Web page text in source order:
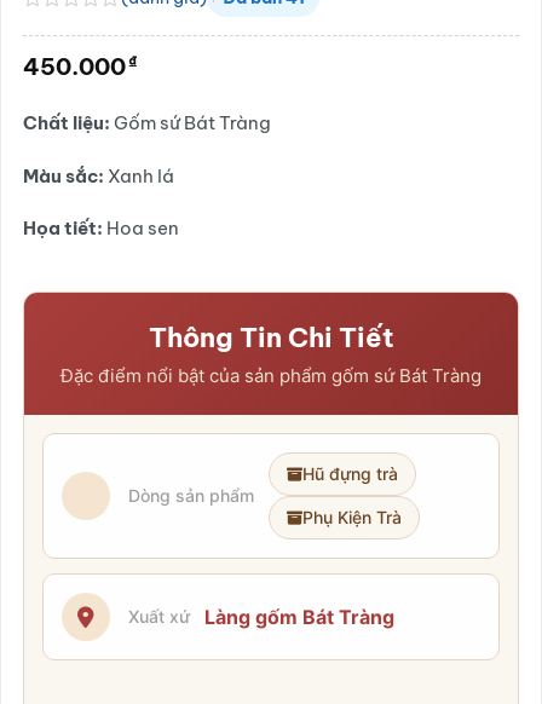
hạng
sao
450.000₫
Chất liệu: Gốm sứ Bát Tràng
Màu sắc: Xanh lá
Họa tiết: Hoa sen
Thông Tin Chi Tiết
Đặc điểm nổi bật của sản phẩm gốm sứ Bát Tràng
Dòng sản phẩm
Hũ đựng trà
Phụ Kiện Trà
Xuất xứ Làng gốm Bát Tràng